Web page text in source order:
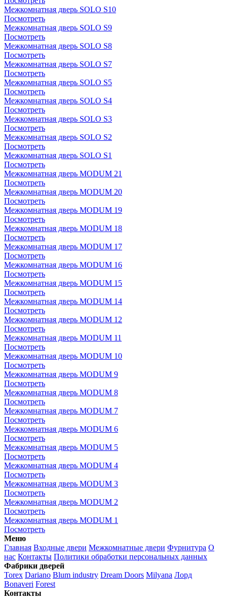
Межкомнатная дверь SOLO S10
Посмотреть
Межкомнатная дверь SOLO S9
Посмотреть
Межкомнатная дверь SOLO S8
Посмотреть
Межкомнатная дверь SOLO S7
Посмотреть
Межкомнатная дверь SOLO S5
Посмотреть
Межкомнатная дверь SOLO S4
Посмотреть
Межкомнатная дверь SOLO S3
Посмотреть
Межкомнатная дверь SOLO S2
Посмотреть
Межкомнатная дверь SOLO S1
Посмотреть
Межкомнатная дверь MODUM 21
Посмотреть
Межкомнатная дверь MODUM 20
Посмотреть
Межкомнатная дверь MODUM 19
Посмотреть
Межкомнатная дверь MODUM 18
Посмотреть
Межкомнатная дверь MODUM 17
Посмотреть
Межкомнатная дверь MODUM 16
Посмотреть
Межкомнатная дверь MODUM 15
Посмотреть
Межкомнатная дверь MODUM 14
Посмотреть
Межкомнатная дверь MODUM 12
Посмотреть
Межкомнатная дверь MODUM 11
Посмотреть
Межкомнатная дверь MODUM 10
Посмотреть
Межкомнатная дверь MODUM 9
Посмотреть
Межкомнатная дверь MODUM 8
Посмотреть
Межкомнатная дверь MODUM 7
Посмотреть
Межкомнатная дверь MODUM 6
Посмотреть
Межкомнатная дверь MODUM 5
Посмотреть
Межкомнатная дверь MODUM 4
Посмотреть
Межкомнатная дверь MODUM 3
Посмотреть
Межкомнатная дверь MODUM 2
Посмотреть
Межкомнатная дверь MODUM 1
Посмотреть
Меню
Главная Входные двери Межкомнатные двери Фурнитура О
нас Контакты Политики обработки персональных данных
Фабрики дверей
Torex Dariano Blum industry Dream Doors Milyana Лорд
Bonaveri Forest
Контакты